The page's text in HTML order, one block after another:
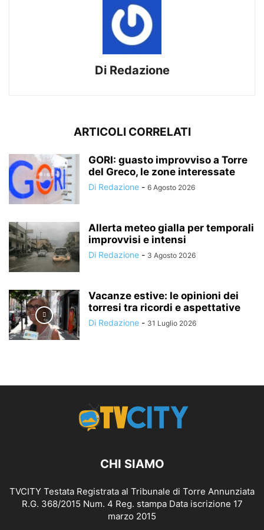
Di Redazione
ARTICOLI CORRELATI
GORI: guasto improvviso a Torre
del Greco, le zone interessate
Di Redazione - 6 Agosto 2026
Allerta meteo gialla per temporali
improvvisi e intensi
Di Redazione - 3 Agosto 2026
Vacanze estive: le opinioni dei
torresi tra ricordi e aspettative
Di Redazione - 31 Luglio 2026
CHI SIAMO
TVCITY Testata Registrata al Tribunale di Torre Annunziata
R.G. 368/2015 Num. 4 Reg. stampa Data iscrizione 17
marzo 2015